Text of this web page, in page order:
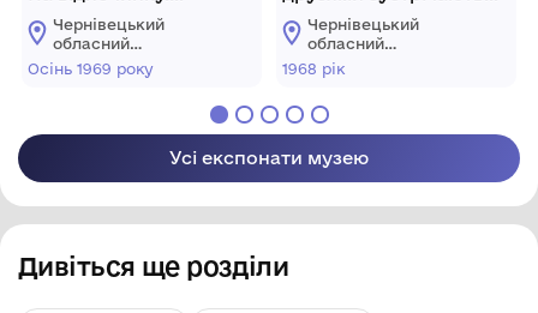
"Едельвейс". Осінь 1969
року
Чернівецький
обласний
меморіальний музей
Володимира Івасюка
Осінь 1969 року
Новий рік. 1968 рік.
Чернівецький
обласний
меморіальний музей
Володимира Івасюка
1968 рік
Усі експонати музею
Дивіться ще розділи